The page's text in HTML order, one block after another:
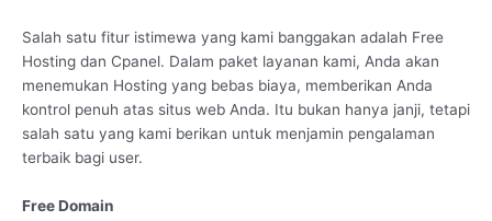
Salah satu fitur istimewa yang kami banggakan adalah Free
Hosting dan Cpanel. Dalam paket layanan kami, Anda akan
menemukan Hosting yang bebas biaya, memberikan Anda
kontrol penuh atas situs web Anda. Itu bukan hanya janji, tetapi
salah satu yang kami berikan untuk menjamin pengalaman
terbaik bagi user.
Free Domain